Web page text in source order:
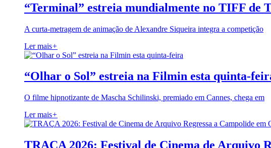
“Terminal” estreia mundialmente no TIFF de
A curta-metragem de animação de Alexandre Siqueira integra a competição
Ler mais+
“Olhar o Sol” estreia na Filmin esta quinta-
O filme hipnotizante de Mascha Schilinski, premiado em Cannes, chega em
Ler mais+
TRAÇA 2026: Festival de Cinema de Arquivo